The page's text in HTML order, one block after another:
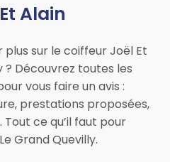
Alain
plus sur le coiffeur Joël Et
? Découvrez toutes les
vous faire un avis :
prestations proposées,
ce qu’il faut pour
Grand Quevilly.